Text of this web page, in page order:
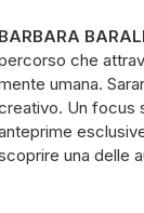
BARBARA
che
umana.
Un focus
una delle